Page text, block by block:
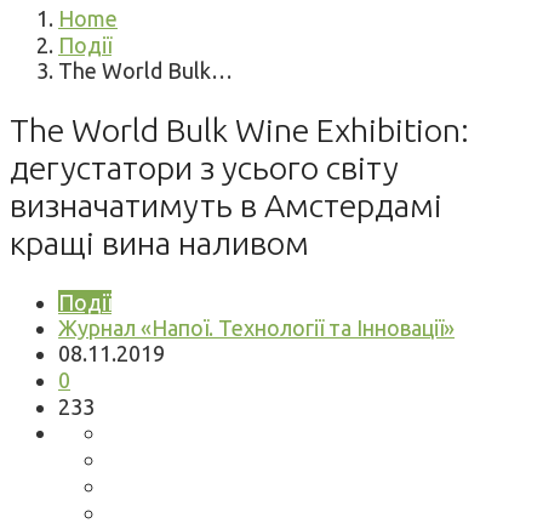
Home
Події
The World Bulk…
The World Bulk Wine Exhibition:
дегустатори з усього світу
визначатимуть в Амстердамі
кращі вина наливом
Події
Журнал «Напої. Технології та Інновації»
08.11.2019
0
233